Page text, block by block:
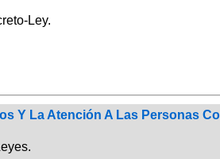
Ley.
Y La Atención A Las Personas